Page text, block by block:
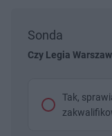
Sonda
Czy Legia
Tak,